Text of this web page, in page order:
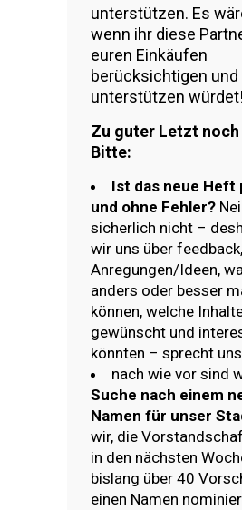
unterstützen. Es
wenn ihr diese
euren Einkäufen
berücksichtigen
unterstützen würdet!
Zu guter Letzt noch
Bitte:
Ist das neue Heft
und ohne Fehler?
sicherlich nicht –
wir uns über
Anregungen/Ideen,
anders oder besser
können, welche
gewünscht und
könnten – sprecht
nach wie vor sind
Suche nach einem
Namen für unser
wir, die
in den nächsten
bislang über 40
einen Namen